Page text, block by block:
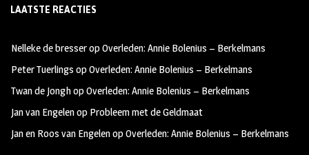
b
oo
k
ag
m
tt
LAATSTE REACTIES
Nelleke de bresseropOverleden: Annie Bolenius – Berkelmans
Peter Tuerlings opOverleden: Annie Bolenius – Berkelmans
Twan de JonghopOverleden: Annie Bolenius – Berkelmans
Jan van Engelenop Probleem met de Geldmaat
Jan en Roos van EngelenopOverleden: Annie Bolenius – Berkelmans